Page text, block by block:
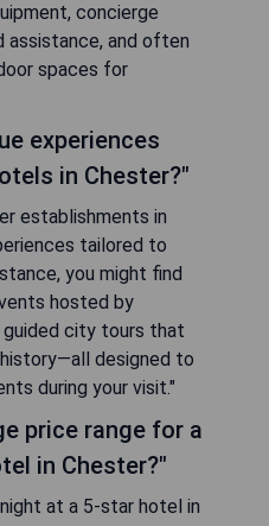
concierge
assistance, and often
spaces for
experiences
in Chester?"
establishments in
tailored to
you might find
hosted by
guided city tours that
designed to
during your visit."
price range for a
in Chester?"
at a 5-star hotel in